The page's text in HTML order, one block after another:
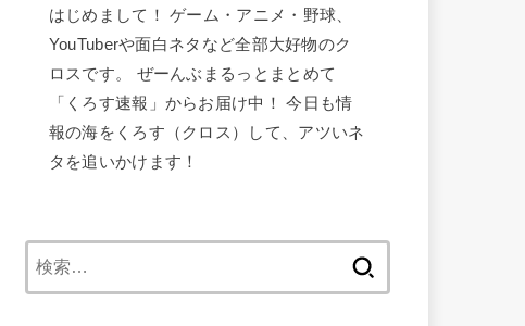
はじめまして！ ゲーム・アニメ・野球、
YouTuberや面白ネタなど全部大好物のク
ロスです。 ぜーんぶまるっとまとめて
「くろす速報」からお届け中！ 今日も情
報の海をくろす（クロス）して、アツいネ
タを追いかけます！